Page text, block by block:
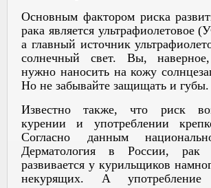
Основным фактором риска
рака является ультрафиолетовое
а главный источник
солнечный свет. Вы,
нужно наносить на кожу
Но не забывайте защищать и губы.
Известно также, что риск
курении и употреблении
Согласно данным
Дерматология в России, рак
развивается у курильщиков
некурящих. А употребление